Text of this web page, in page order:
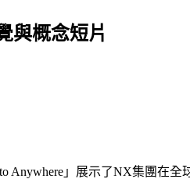
與概念短片
Anywhere」展示了NX集團在全